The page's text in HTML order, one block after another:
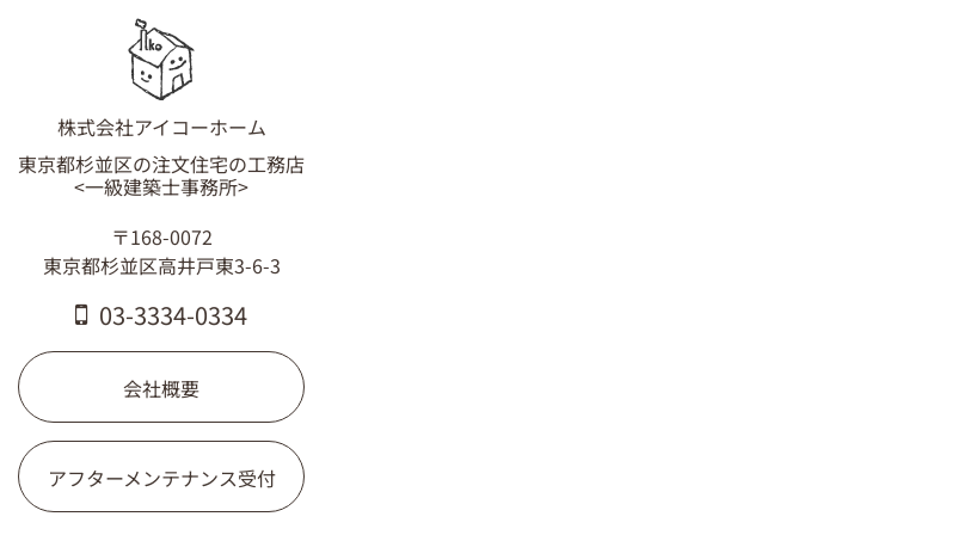
株式会社アイコーホーム
東京都杉並区の注文住宅の工務店
<一級建築士事務所>
〒168-0072
東京都杉並区高井戸東3-6-3
03-3334-0334
会社概要
アフターメンテナンス受付